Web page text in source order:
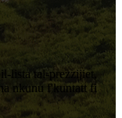
lista tal-prezzijiet,
nkunu f'kuntatt fi